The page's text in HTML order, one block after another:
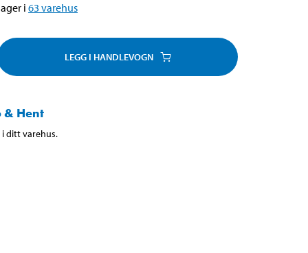
i 63 varehus
LEGG I HANDLEVOGN
& Hent
i ditt varehus.